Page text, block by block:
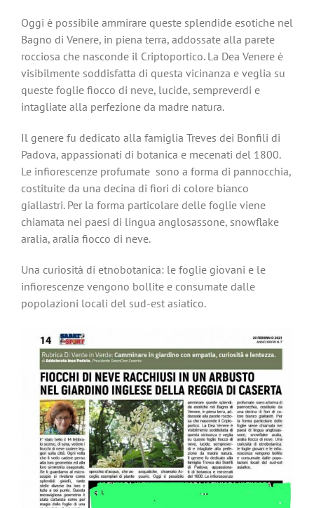
Oggi è possibile ammirare queste splendide esotiche nel
Bagno di Venere, in piena terra, addossate alla parete
rocciosa che nasconde il Criptoportico. La Dea Venere è
visibilmente soddisfatta di questa vicinanza e veglia su
queste foglie fiocco di neve, lucide, sempreverdi e
intagliate alla perfezione da madre natura.
Il genere fu dedicato alla famiglia Treves dei Bonfili di
Padova, appassionati di botanica e mecenati del 1800.
Le infiorescenze profumate sono a forma di pannocchia,
costituite da una decina di fiori di colore bianco
giallastri. Per la forma particolare delle foglie viene
chiamata nei paesi di lingua anglosassone, snowflake
aralia, aralia fiocco di neve.
Una curiosità di etnobotanica: le foglie giovani e le
infiorescenze vengono bollite e consumate dalle
popolazioni locali del sud-est asiatico.